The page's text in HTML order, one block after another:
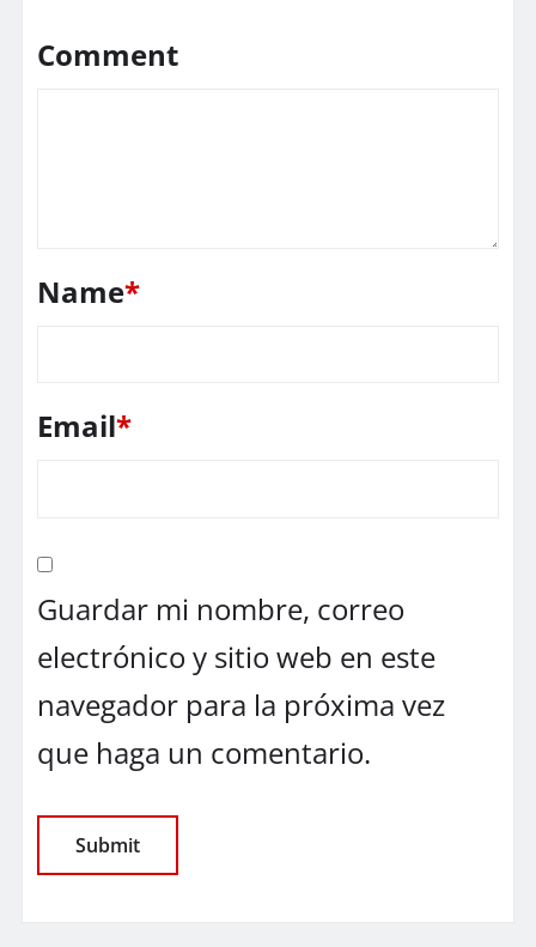
Comment
Name*
Email*
Guardar mi nombre, correo
electrónico y sitio web en este
navegador para la próxima vez
que haga un comentario.